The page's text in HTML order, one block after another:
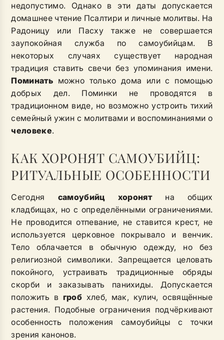
недопустимо. Однако в эти даты допускается
домашнее чтение Псалтири и личные молитвы. На
Радоницу или Пасху также не совершается
заупокойная служба по самоубийцам. В
некоторых случаях существует народная
традиция ставить свечи без упоминания имени.
Поминатьможно только дома или с помощью
добрых дел. Поминки не проводятся в
традиционном виде, но возможно устроить тихий
семейный ужин с молитвами и воспоминаниями о
человеке.
КАК ХОРОНЯТ САМОУБИЙЦ:
РИТУАЛЬНЫЕ ОСОБЕННОСТИ
Сегодня самоубийц хоронятна общих
кладбищах, но с определёнными ограничениями.
Не проводится отпевание, не ставится крест, не
используется церковное покрывало и венчик.
Тело облачается в обычную одежду, но без
религиозной символики. Запрещается целовать
покойного, устраивать традиционные обряды
скорби и заказывать панихиды. Допускается
положить в гробхлеб, мак, кулич, освящённые
растения. Подобные ограничения подчёркивают
особенность положения самоубийцы с точки
зрения канонов.